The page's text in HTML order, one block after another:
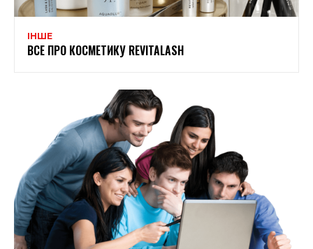
ІНШЕ
ВСЕ ПРО КОСМЕТИКУ REVITALASH